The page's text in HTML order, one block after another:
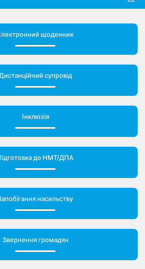
щоденник
супровід
Інклюзія
до НМТ/ДПА
насильству
Звернення громадян